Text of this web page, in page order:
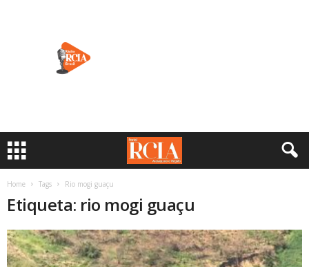
Home Tags Rio mogi guaçu
Etiqueta: rio mogi guaçu